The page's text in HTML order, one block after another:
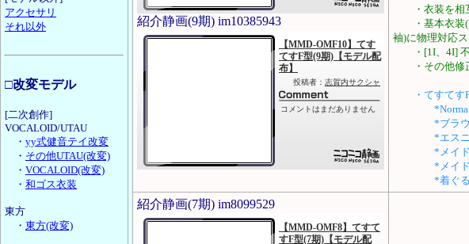
アクセサリ
それ以外
□改変モデル
[二次創作]
VOCALOID/UTAU
・ yy式健音テイ改変
・ その他UTAU(改変)
・ VOCALOID(改変)
・ 和ゴス衣装
東方
・ 東方(改変)
紹介静画(9期) im10385943
・衣装を相
・基本衣装
袖)に物理対応
・[1I、4I] 不
・その他修
・てすてすF
*Normalベ
*ブラウス
*エスニ
*メイド
*メイド
*着ぐる
紹介静画(7期) im8099529